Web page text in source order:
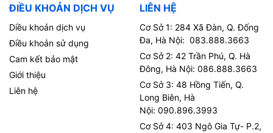
ĐIỀU KHOẢN DỊCH VỤ
Diều khoản dịch vụ
Điều khoản sử dụng
Cam kết bảo mật
Giới thiệu
Liên hệ
LIÊN HỆ
Cơ Sở 1: 284 Xã Đàn, Q. Đống
Đa, Hà Nội: 083.888.3663
Cơ Sở 2: 42 Trần Phú, Q. Hà
Đông, Hà Nội: 086.888.3663
Cơ Sở 3: 48 Hồng Tiến, Q.
Long Biên, Hà
Nội: 090.896.3993
Cơ Sở 4: 403 Ngô Gia Tự- P.2,